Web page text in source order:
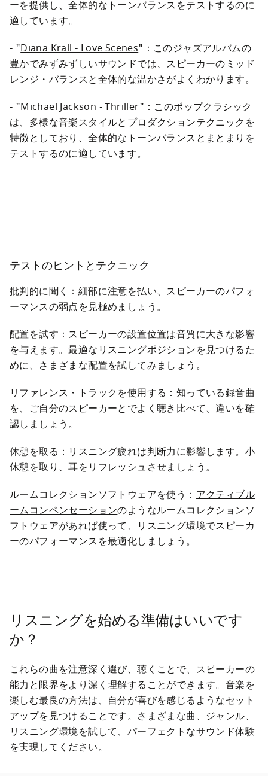
ーを提供し、全体的なトーンバランスをテストするのに
適しています。
- "Diana Krall - Love Scenes"：このジャズアルバムの
豊かでみずみずしいサウンドでは、スピーカーのミッド
レンジ・バランスと全体的な温かさがよくわかります。
- "Michael Jackson - Thriller"：このポップクラシック
は、多様な音楽スタイルとプロダクションテクニックを
特徴としており、全体的なトーンバランスとまとまりを
テストするのに適しています。
テストのヒントとテクニック
批判的に聞く：細部に注意を払い、スピーカーのパフォ
ーマンスの弱点を見極めましょう。
配置を試す：スピーカーの設置位置は音質に大きな影響
を与えます。最適なリスニングポジションを見つけるた
めに、さまざまな配置を試してみましょう。
リファレンス・トラックを使用する：知っている録音曲
を、ご自分のスピーカーとでよく聴き比べて、違いを確
認しましょう。
休憩を取る：リスニング疲れは判断力に影響します。小
休憩を取り、耳をリフレッシュさせましょう。
ルームコレクションソフトウェアを使う：アクティブル
ームコンペンセーションのようなルームコレクションソ
フトウェアがあれば使って、リスニング環境でスピーカ
ーのパフォーマンスを最適化しましょう。
リスニングを始める準備はいいです
か？
これらの曲を注意深く選び、聴くことで、スピーカーの
能力と限界をより深く理解することができます。音楽を
楽しむ最良の方法は、自分が喜びを感じるようなセット
アップを見つけることです。さまざまな曲、ジャンル、
リスニング環境を試して、パーフェクトなサウンド体験
を実現してください。